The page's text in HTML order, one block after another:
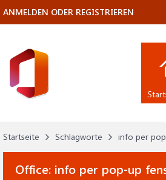
Startseite Schlagworte info per
Office: info per pop-up
ANMELDEN ODER REGISTRIEREN